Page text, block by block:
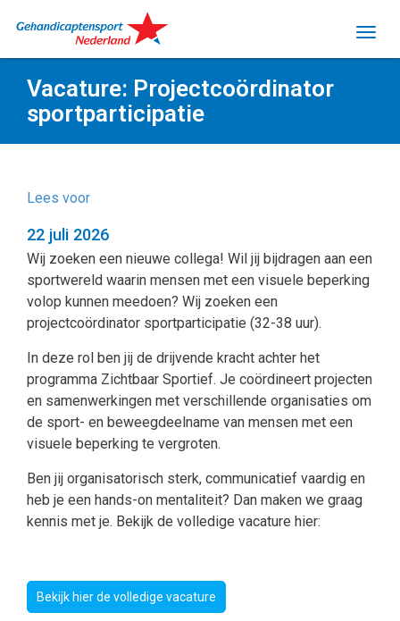
Vacature: Projectcoördinator
sportparticipatie
Lees voor
22 juli 2026
Wij zoeken een nieuwe collega! Wil jij bijdragen aan een
sportwereld waarin mensen met een visuele beperking
volop kunnen meedoen? Wij zoeken een
projectcoördinator sportparticipatie (32-38 uur).
In deze rol ben jij de drijvende kracht achter het
programma Zichtbaar Sportief. Je coördineert projecten
en samenwerkingen met verschillende organisaties om
de sport- en beweegdeelname van mensen met een
visuele beperking te vergroten.
Ben jij organisatorisch sterk, communicatief vaardig en
heb je een hands-on mentaliteit? Dan maken we graag
kennis met je. Bekijk de volledige vacature hier:
Bekijk hier de volledige vacature